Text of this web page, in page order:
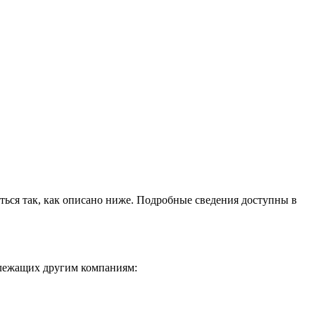
так, как описано ниже. Подробные сведения доступны в
другим компаниям: